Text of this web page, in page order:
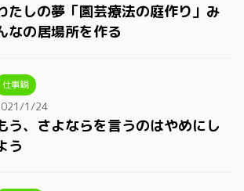
たしの夢「園芸療法の庭作り」み
なの居場所を作る
仕事観
1/24
う、さよならを言うのはやめにし
う